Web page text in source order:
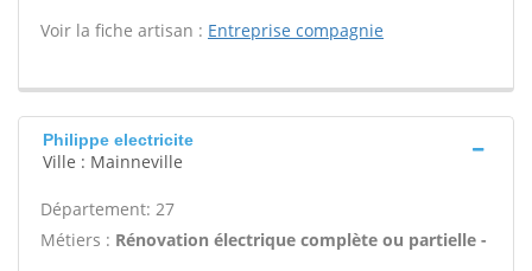
Voir la fiche artisan : Entreprise compagnie
Philippe electricite
Ville : Mainneville
Département: 27
Métiers : Rénovation électrique complète ou partielle -